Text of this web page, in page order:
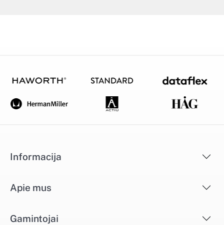
Informacija
Apie mus
Gamintojai